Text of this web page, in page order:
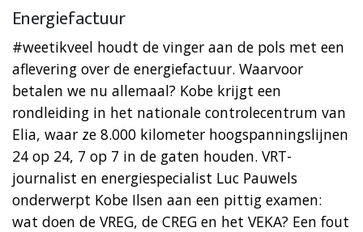
Energiefactuur
#weetikveel houdt de vinger aan de pols met een
aflevering over de energiefactuur. Waarvoor
betalen we nu allemaal? Kobe krijgt een
rondleiding in het nationale controlecentrum van
Elia, waar ze 8.000 kilometer hoogspanningslijnen
24 op 24, 7 op 7 in de gaten houden. VRT-
journalist en energiespecialist Luc Pauwels
onderwerpt Kobe Ilsen aan een pittig examen:
wat doen de VREG, de CREG en het VEKA? Een fout